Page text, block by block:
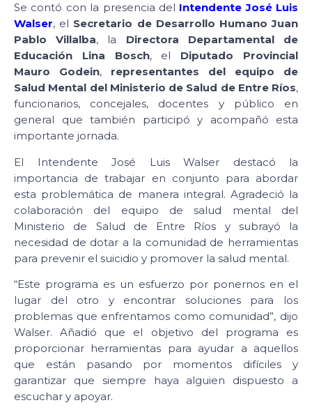
Se contó con la presencia del Intendente José Luis
Walser, el Secretario de Desarrollo Humano Juan
Pablo Villalba, la Directora Departamental de
Educación Lina Bosch, el Diputado Provincial
Mauro Godein, representantes del equipo de
Salud Mental del Ministerio de Salud de Entre Ríos,
funcionarios, concejales, docentes y público en
general que también participó y acompañó esta
importante jornada.
El Intendente José Luis Walser destacó la
importancia de trabajar en conjunto para abordar
esta problemática de manera integral. Agradeció la
colaboración del equipo de salud mental del
Ministerio de Salud de Entre Ríos y subrayó la
necesidad de dotar a la comunidad de herramientas
para prevenir el suicidio y promover la salud mental.
“Este programa es un esfuerzo por ponernos en el
lugar del otro y encontrar soluciones para los
problemas que enfrentamos como comunidad”, dijo
Walser. Añadió que el objetivo del programa es
proporcionar herramientas para ayudar a aquellos
que están pasando por momentos difíciles y
garantizar que siempre haya alguien dispuesto a
escuchar y apoyar.